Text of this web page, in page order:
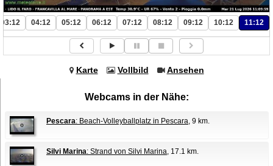
03:12 04:12 05:12 06:12 07:12 08:12 09:12 10:12 11:12
Karte Vollbild Ansehen
Webcams in der Nähe:
Pescara: Beach-Volleyballplatz in Pescara, 9 km.
Silvi Marina: Strand von Silvi Marina, 17.1 km.